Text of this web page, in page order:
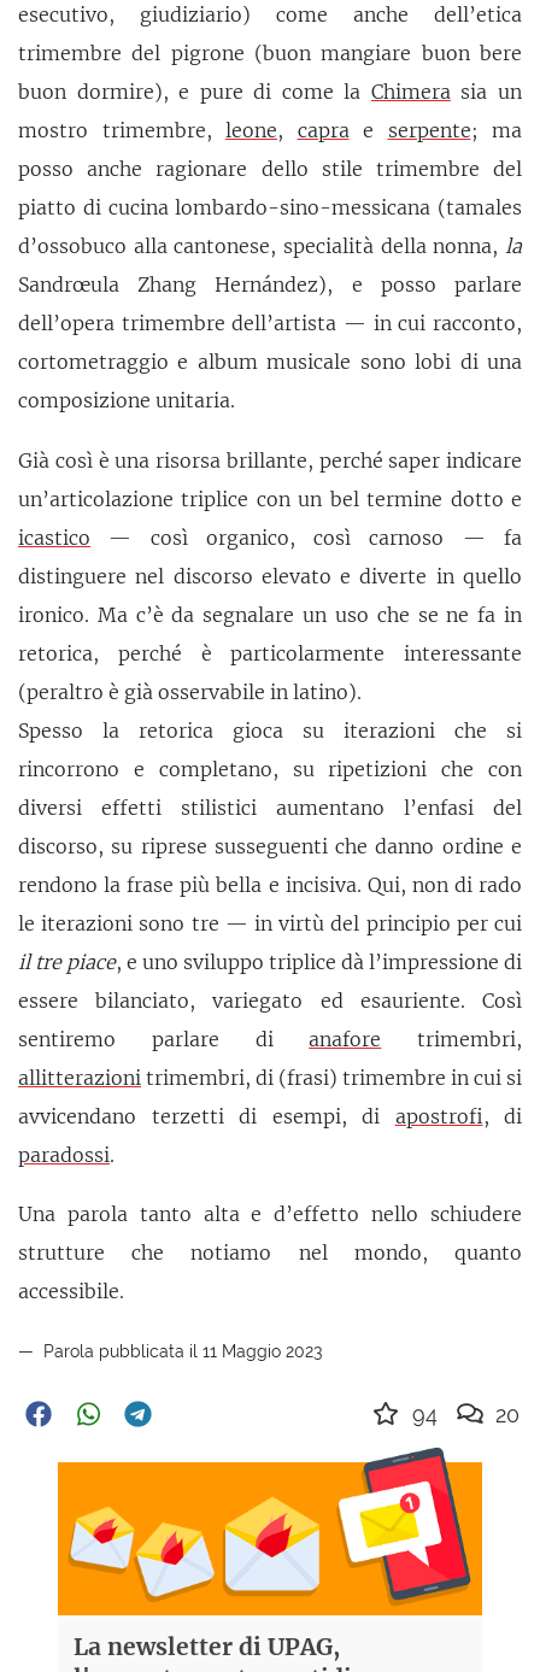
esecutivo, giudiziario) come anche dell’etica
trimembre del pigrone (buon mangiare buon bere
buon dormire), e pure di come la Chimera sia un
mostro trimembre, leone, capra e serpente; ma
posso anche ragionare dello stile trimembre del
piatto di cucina lombardo-sino-messicana (tamales
d’ossobuco alla cantonese, specialità della nonna, la
Sandrœula Zhang Hernández), e posso parlare
dell’opera trimembre dell’artista — in cui racconto,
cortometraggio e album musicale sono lobi di una
composizione unitaria.
Già così è una risorsa brillante, perché saper indicare
un’articolazione triplice con un bel termine dotto e
icastico — così organico, così carnoso — fa
distinguere nel discorso elevato e diverte in quello
ironico. Ma c’è da segnalare un uso che se ne fa in
retorica, perché è particolarmente interessante
(peraltro è già osservabile in latino).
Spesso la retorica gioca su iterazioni che si
rincorrono e completano, su ripetizioni che con
diversi effetti stilistici aumentano l’enfasi del
discorso, su riprese susseguenti che danno ordine e
rendono la frase più bella e incisiva. Qui, non di rado
le iterazioni sono tre — in virtù del principio per cui
il tre piace, e uno sviluppo triplice dà l’impressione di
essere bilanciato, variegato ed esauriente. Così
sentiremo parlare dianafore trimembri,
allitterazioni trimembri, di (frasi) trimembre in cui si
avvicendano terzetti di esempi, di apostrofi , di
paradossi.
Una parola tanto alta e d’effetto nello schiudere
strutture che notiamo nel mondo, quanto
accessibile.
Parola pubblicata il 11 Maggio 2023
94 20
La newsletter di UPAG,